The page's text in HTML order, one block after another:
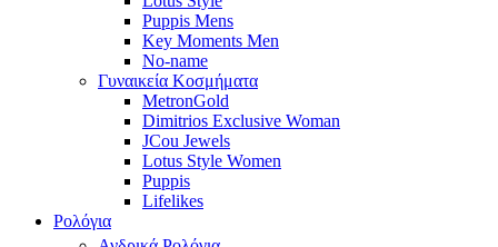
Puppis Mens
Key Moments Men
No-name
Γυναικεία Κοσμήματα
MetronGold
Dimitrios Exclusive Woman
JCou Jewels
Lotus Style Women
Puppis
Lifelikes
Ρολόγια